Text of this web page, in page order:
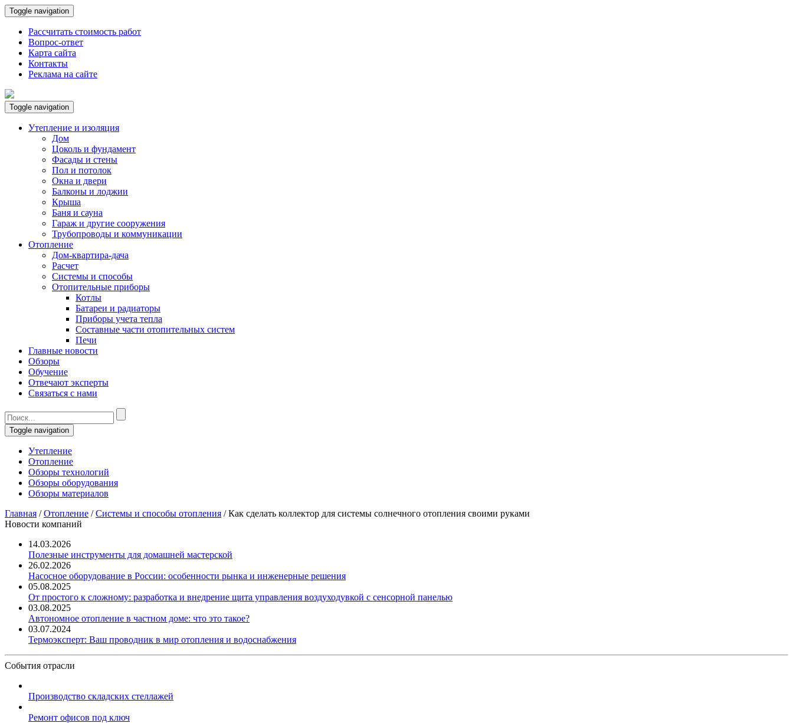
Toggle navigation
Рассчитать стоимость работ
Вопрос-ответ
Карта сайта
Контакты
Реклама на сайте
Toggle navigation
Утепление и изоляция
Дом
Цоколь и фундамент
Фасады и стены
Пол и потолок
Окна и двери
Балконы и лоджии
Крыша
Баня и сауна
Гараж и другие сооружения
Трубопроводы и коммуникации
Отопление
Дом-квартира-дача
Расчет
Системы и способы
Отопительные приборы
Котлы
Батареи и радиаторы
Приборы учета тепла
Составные части отопительных систем
Печи
Главные новости
Обзоры
Обучение
Отвечают эксперты
Связаться с нами
Toggle navigation
Утепление
Отопление
Обзоры технологий
Обзоры оборудования
Обзоры материалов
Главная /Отопление /Системы и способы отопления /Как сделать коллектор для системы солнечного отопления своими руками
Новости компаний
14.03.2026
Полезные инструменты для домашней мастерской
26.02.2026
Насосное оборудование в России: особенности рынка и инженерные решения
05.08.2025
От простого к сложному: разработка и внедрение щита управления воздуходувкой с сенсорной панелью
03.08.2025
Автономное отопление в частном доме: что это такое?
03.07.2024
Термоэксперт: Ваш проводник в мир отопления и водоснабжения
События отрасли
Производство складских стеллажей
Ремонт офисов под ключ